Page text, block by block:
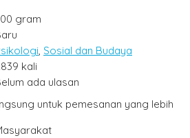
gram
, Sosial dan Budaya
kali
ada ulasan
untuk pemesanan yang lebih